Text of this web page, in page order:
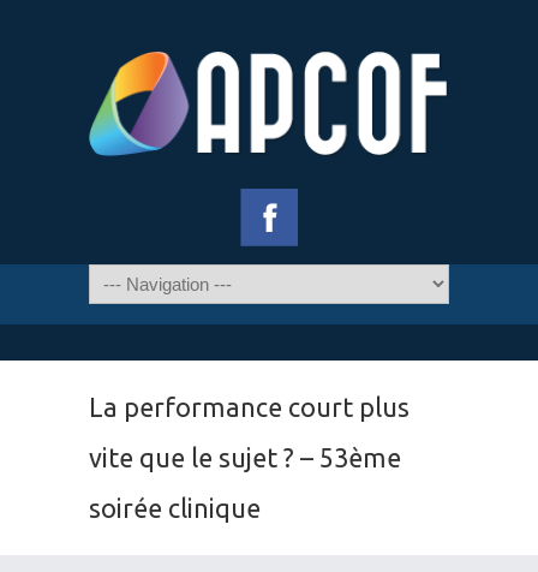
La performance court plus
vite que le sujet ? – 53ème
soirée clinique